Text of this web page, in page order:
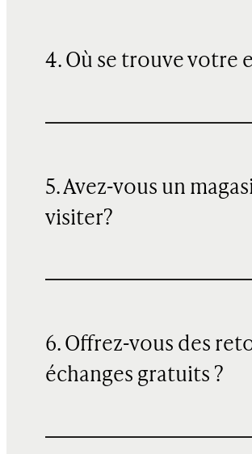
4. Où se trouve votre
5. Avez-vous un
visiter?
6. Offrez-vous des
échanges gratuits ?